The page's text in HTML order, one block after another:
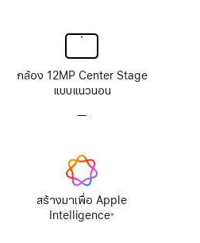
กล้อง 12MP Center Stage
แบบแนวนอน
—
TrueDepth
สร้างมาเพื่อ Apple
Intelligence※